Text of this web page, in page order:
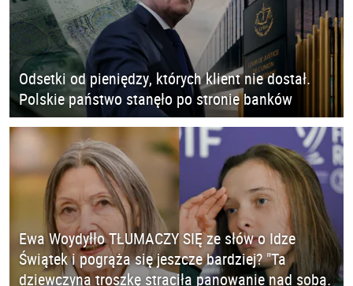
Odsetki od pieniędzy, których klient nie dostał.
Polskie państwo stanęło po stronie banków
Ewa Woydyłło TŁUMACZY SIĘ ze słów o Idze
Świątek i pogrąża się jeszcze bardziej? "Ta
dziewczyna troszkę straciła panowanie nad sobą.